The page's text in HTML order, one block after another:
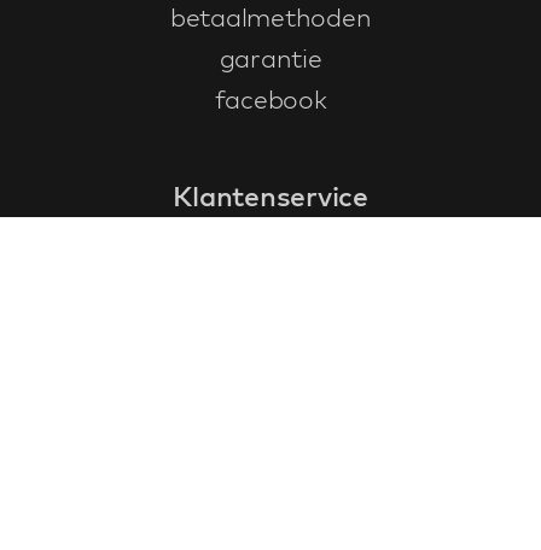
betaalmethoden
garantie
facebook
Klantenservice